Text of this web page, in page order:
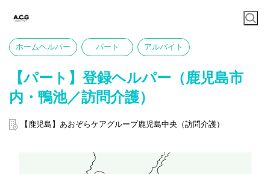
ホームヘルパー パート アルバイト
【パート】登録ヘルパー（鹿児島市
内・鴨池／訪問介護）
【鹿児島】あおぞらケアグループ鹿児島中央（訪問介護）